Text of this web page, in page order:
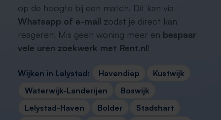
op de hoogte bij een match. Dit kan via
Whatsapp of e-mail zodat je direct kan
reageren! Mis geen woning meer en bespaar
vele uren zoekwerk met Rent.nl!
Wijken in Lelystad: Havendiep
Kustwijk
Waterwijk-Landerijen
Boswijk
Lelystad-Haven
Bolder
Stadshart